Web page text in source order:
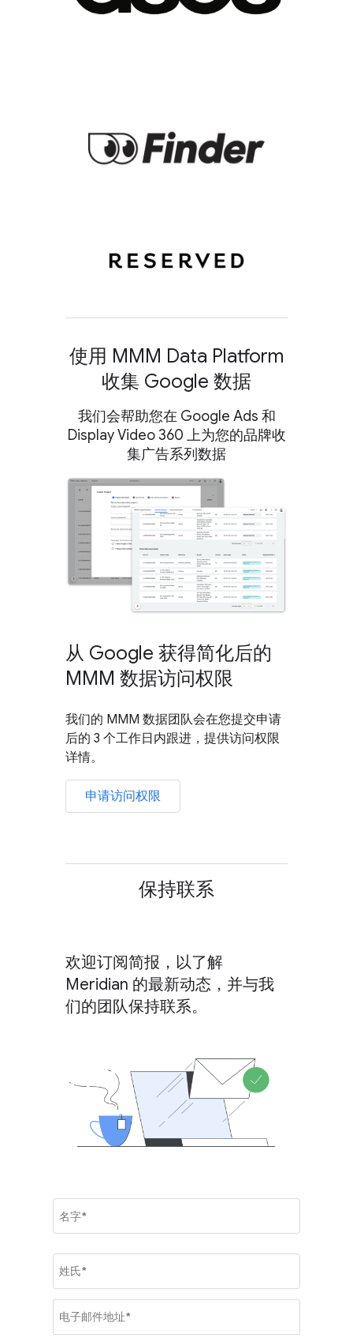
使用 MMM Data Platform
收集 Google 数据
我们会帮助您在 Google Ads 和
Display Video 360 上为您的品牌收
集广告系列数据
从 Google 获得简化后的
MMM 数据访问权限
我们的 MMM 数据团队会在您提交申请
后的 3 个工作日内跟进，提供访问权限
详情。
申请访问权限
保持联系